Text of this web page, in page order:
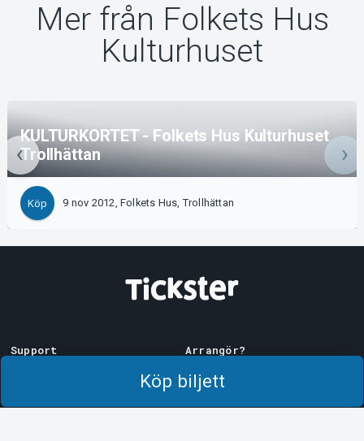
Köp biljett
Mer från Folkets Hus
Kulturhuset
KULTURKORTET - Folkets Hus Kulturhuset
Trollhättan
Köp 9 nov 2012, Folkets Hus, Trollhättan
Support
Arrangör?
Logga in i Manager